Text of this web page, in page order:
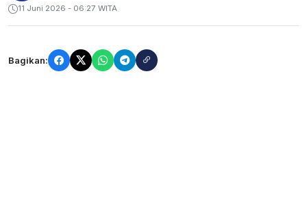
11 Juni 2026 - 06:27 WITA
Bagikan: